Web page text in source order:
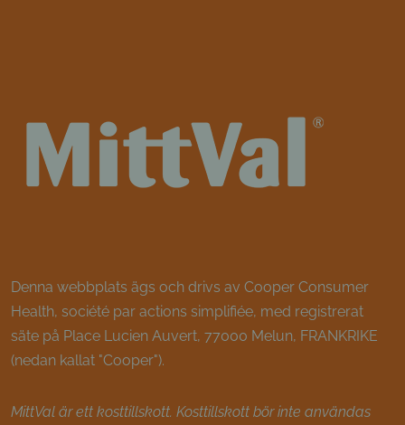
Denna webbplats ägs och drivs av Cooper Consumer
Health, société par actions simplifiée, med registrerat
säte på Place Lucien Auvert, 77000 Melun, FRANKRIKE
(nedan kallat "Cooper").
MittVal är ett kosttillskott. Kosttillskott bör inte användas